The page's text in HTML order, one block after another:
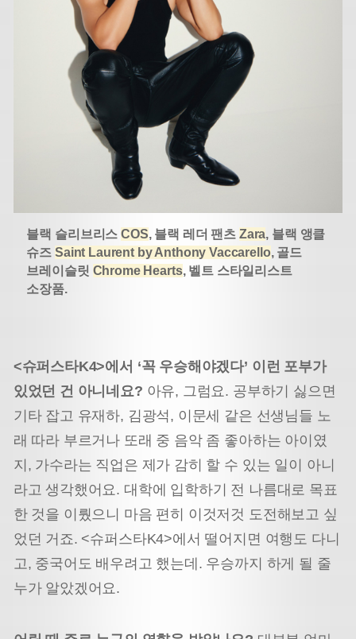
블랙 슬리브리스COS, 블랙 레더 팬츠 Zara, 블랙 앵클
슈즈 Saint Laurent by Anthony Vaccarello, 골드
브레이슬릿 Chrome Hearts, 벨트 스타일리스트
소장품.
<슈퍼스타K4>에서 ‘꼭 우승해야겠다’ 이런 포부가
있었던 건 아니네요? 아유, 그럼요. 공부하기 싫으면
기타 잡고 유재하, 김광석, 이문세 같은 선생님들 노
래 따라 부르거나 또래 중 음악 좀 좋아하는 아이였
지, 가수라는 직업은 제가 감히 할 수 있는 일이 아니
라고 생각했어요. 대학에 입학하기 전 나름대로 목표
한 것을 이뤘으니 마음 편히 이것저것 도전해보고 싶
었던 거죠. <슈퍼스타K4>에서 떨어지면 여행도 다니
고, 중국어도 배우려고 했는데. 우승까지 하게 될 줄
누가 알았겠어요.